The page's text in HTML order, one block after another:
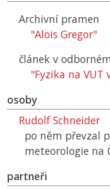
Archivní pramen
"Alois Gregor"
článek v
"Fyzika na VUT
osoby
Rudolf Schneider
po něm převzal
meteorologie na
partneři